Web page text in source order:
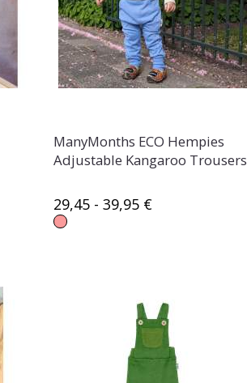
ManyMonths ECO Hempies
Adjustable Kangaroo Trousers
29,45 - 39,95 €